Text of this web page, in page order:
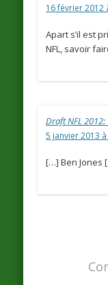
16 février 2012
Apart s’il est
NFL, savoir
Draft NFL
5 janvier 2013
[…] Ben Jones